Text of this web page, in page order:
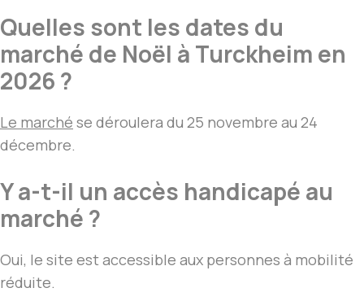
Quelles sont les dates du
marché de Noël à Turckheim en
2026 ?
Le marché se déroulera du 25 novembre au 24
décembre.
Y a-t-il un accès handicapé au
marché ?
Oui, le site est accessible aux personnes à mobilité
réduite.